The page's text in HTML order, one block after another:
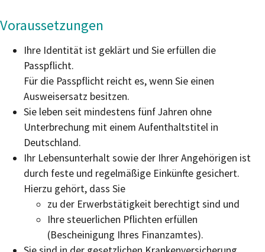
Voraussetzungen
Ihre Identität ist geklärt und Sie erfüllen die
Passpflicht.
Für die Passpflicht reicht es, wenn Sie einen
Ausweisersatz besitzen.
Sie leben seit mindestens fünf Jahren ohne
Unterbrechung mit einem Aufenthaltstitel in
Deutschland.
Ihr Lebensunterhalt sowie der Ihrer Angehörigen ist
durch feste und regelmäßige Einkünfte gesichert.
Hierzu gehört, dass Sie
zu der Erwerbstätigkeit berechtigt sind und
Ihre steuerlichen Pflichten erfüllen
(Bescheinigung Ihres Finanzamtes).